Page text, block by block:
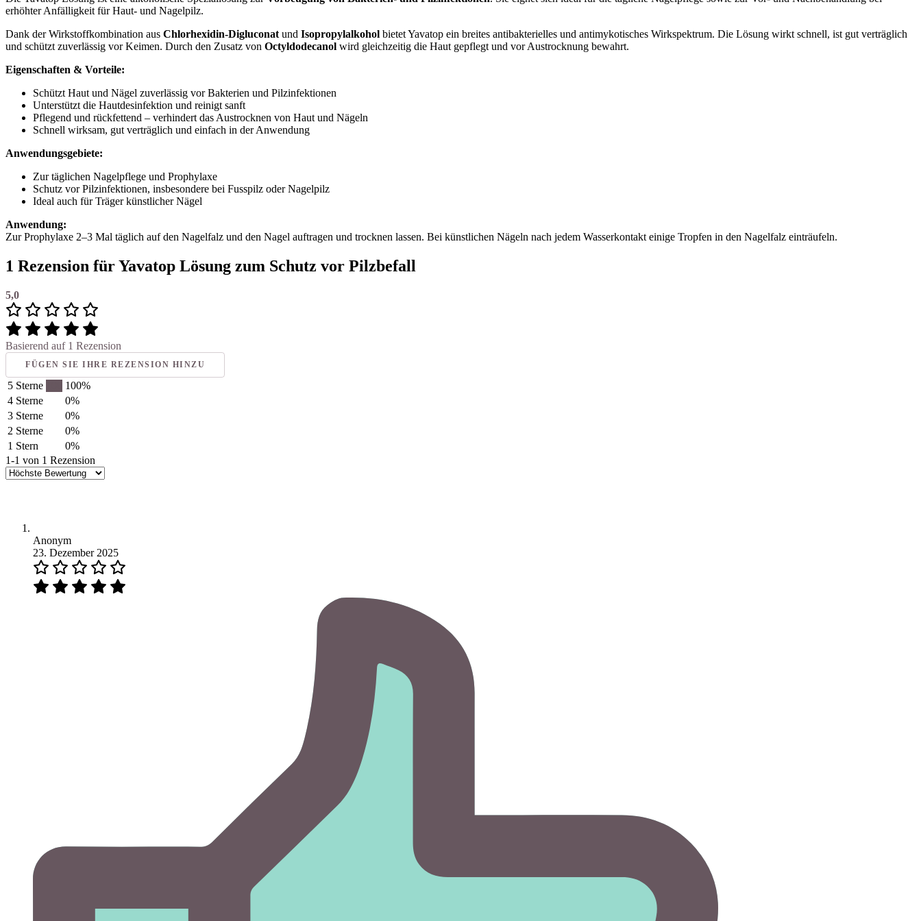
erhöhter Anfälligkeit für Haut- und Nagelpilz.
Dank der Wirkstoffkombination aus Chlorhexidin-Digluconat und Isopropylalkohol bietet Yavatop ein breites antibakterielles und antimykotisches Wirkspektrum. Die Lösung wirkt schnell, ist gut verträglich
und schützt zuverlässig vor Keimen. Durch den Zusatz von Octyldodecanol wird gleichzeitig die Haut gepflegt und vor Austrocknung bewahrt.
Eigenschaften & Vorteile:
Schützt Haut und Nägel zuverlässig vor Bakterien und Pilzinfektionen
Unterstützt die Hautdesinfektion und reinigt sanft
Pflegend und rückfettend – verhindert das Austrocknen von Haut und Nägeln
Schnell wirksam, gut verträglich und einfach in der Anwendung
Anwendungsgebiete:
Zur täglichen Nagelpflege und Prophylaxe
Schutz vor Pilzinfektionen, insbesondere bei Fusspilz oder Nagelpilz
Ideal auch für Träger künstlicher Nägel
Anwendung:
Zur Prophylaxe 2–3 Mal täglich auf den Nagelfalz und den Nagel auftragen und trocknen lassen. Bei künstlichen Nägeln nach jedem Wasserkontakt einige Tropfen in den Nagelfalz einträufeln.
1 Rezension fürYavatop Lösung zum Schutz vor Pilzbefall
5,0
Basierend auf 1 Rezension
FÜGEN SIE IHRE REZENSION HINZU
5 Sterne
100%
4 Sterne
0%
3 Sterne
0%
2 Sterne
0%
1 Stern
0%
1-1 von 1 Rezension
Anonym
23. Dezember 2025